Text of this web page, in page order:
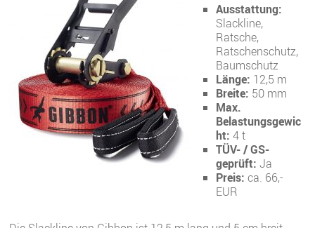
Ausstattung:
Slackline,
Ratsche,
Ratschenschutz,
Baumschutz
Länge: 12,5 m
Breite: 50 mm
Max.
Belastungsgewic
ht: 4 t
TÜV- / GS-
geprüft: Ja
Preis: ca. 66,-
EUR